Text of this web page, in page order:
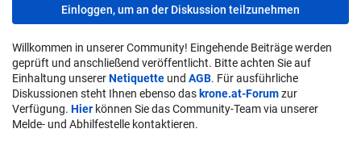
Einloggen, um an der Diskussion teilzunehmen
Willkommen in unserer Community! Eingehende Beiträge werden
geprüft und anschließend veröffentlicht. Bitte achten Sie auf
Einhaltung unsererNetiquette und AGB. Für ausführliche
Diskussionen steht Ihnen ebenso das krone.at-Forumzur
Verfügung. Hier können Sie das Community-Team via unserer
Melde- und Abhilfestelle kontaktieren.